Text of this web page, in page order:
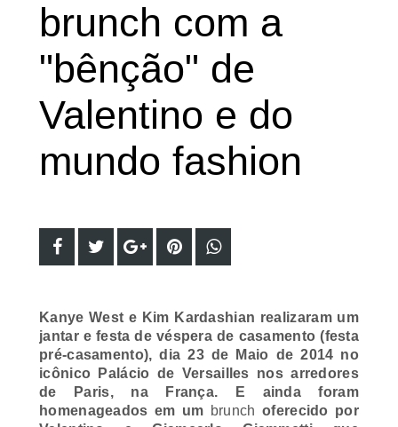
brunch com a
"bênção" de
Valentino e do
mundo fashion
Kanye West e Kim Kardashian realizaram um
jantar e festa de véspera de casamento (festa
pré-casamento), dia 23 de Maio de 2014 no
icônico Palácio de Versailles nos arredores
de Paris, na França. E ainda foram
homenageados em um brunch oferecido por